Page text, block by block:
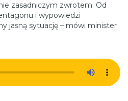
zasadniczym zwrotem. Od
i wypowiedzi
jasną sytuację – mówi minister